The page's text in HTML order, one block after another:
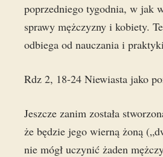
poprzedniego tygodnia, w jak
sprawy mężczyzny i kobiety.
odbiega od nauczania i
Rdz 2, 18-24 Niewiasta jako
Jeszcze zanim została
że będzie jego wierną żoną
nie mógł uczynić żaden